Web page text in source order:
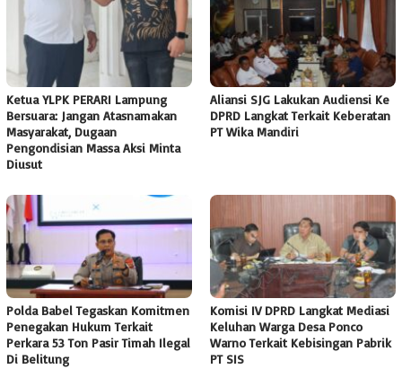
Ketua YLPK PERARI Lampung
Bersuara: Jangan Atasnamakan
Masyarakat, Dugaan
Pengondisian Massa Aksi Minta
Diusut
Aliansi SJG Lakukan Audiensi Ke
DPRD Langkat Terkait Keberatan
PT Wika Mandiri
Polda Babel Tegaskan Komitmen
Penegakan Hukum Terkait
Perkara 53 Ton Pasir Timah Ilegal
Di Belitung
Komisi IV DPRD Langkat Mediasi
Keluhan Warga Desa Ponco
Warno Terkait Kebisingan Pabrik
PT SIS